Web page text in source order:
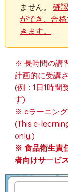
ません。 確
ができ、合
きます。
※ 長時間の講
計画的に受講
(例：1日1時間
す)
※ eラーニング
(This e-
only.)
※ 食品衛生責
者向けサービス